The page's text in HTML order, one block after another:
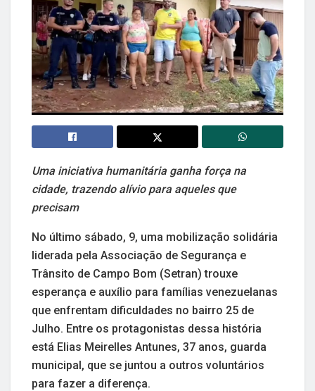
Uma iniciativa humanitária ganha força na
cidade, trazendo alívio para aqueles que
precisam
No último sábado, 9, uma mobilização solidária
liderada pela Associação de Segurança e
Trânsito de Campo Bom (Setran) trouxe
esperança e auxílio para famílias venezuelanas
que enfrentam dificuldades no bairro 25 de
Julho. Entre os protagonistas dessa história
está Elias Meirelles Antunes, 37 anos, guarda
municipal, que se juntou a outros voluntários
para fazer a diferença.